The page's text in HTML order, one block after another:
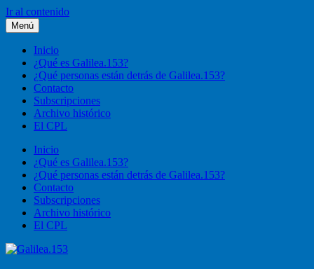
Ir al contenido
Galilea.153
Liturgia, pastoral, vida cristiana
Menú
Inicio
¿Qué es Galilea.153?
¿Qué personas están detrás de Galilea.153?
Contacto
Subscripciones
Archivo histórico
El CPL
Inicio
¿Qué es Galilea.153?
¿Qué personas están detrás de Galilea.153?
Contacto
Subscripciones
Archivo histórico
El CPL